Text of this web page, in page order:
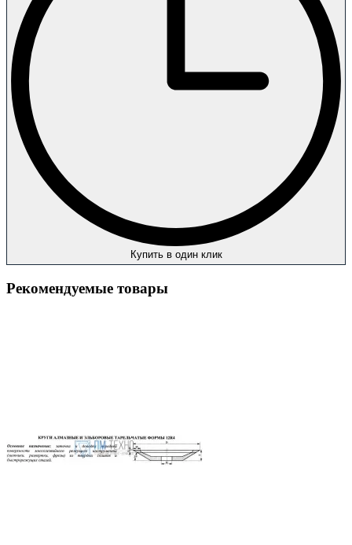
Купить в один клик
Рекомендуемые товары